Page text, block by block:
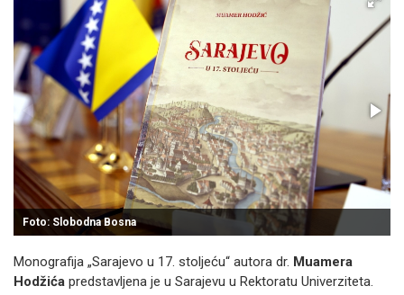
Foto: Slobodna Bosna
Monografija „Sarajevo u 17. stoljeću“ autora dr. Muamera
Hodžića predstavljena je u Sarajevu u Rektoratu Univerziteta.